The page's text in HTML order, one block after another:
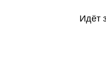
Идёт